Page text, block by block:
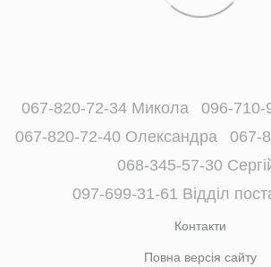
067-820-72-34 Микола
096-710-
067-820-72-40 Олександра
067-
068-345-57-30
097-699-31-61 Відділ
Контакти
Повна версія сайту